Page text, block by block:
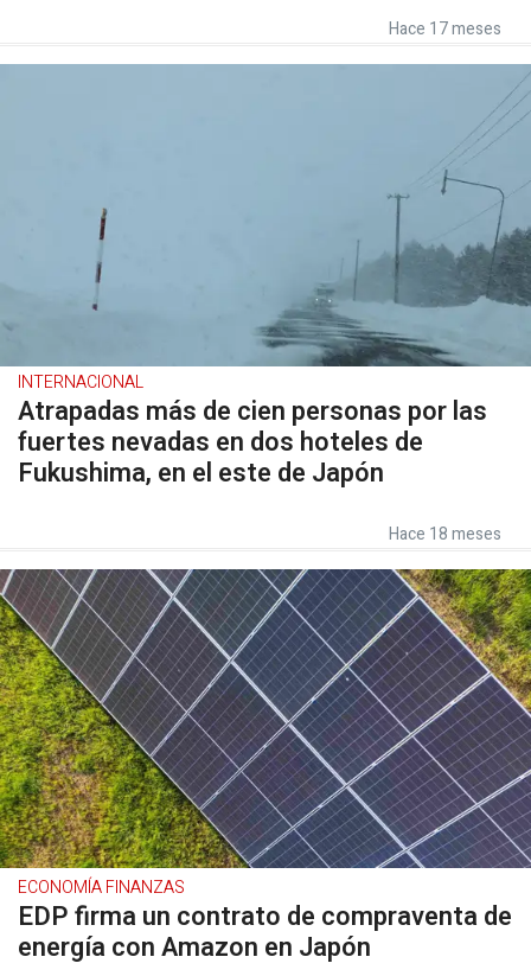
Hace 17 meses
INTERNACIONAL
Atrapadas más de cien personas por las
fuertes nevadas en dos hoteles de
Fukushima, en el este de Japón
Hace 18 meses
ECONOMÍA FINANZAS
EDP firma un contrato de compraventa de
energía con Amazon en Japón